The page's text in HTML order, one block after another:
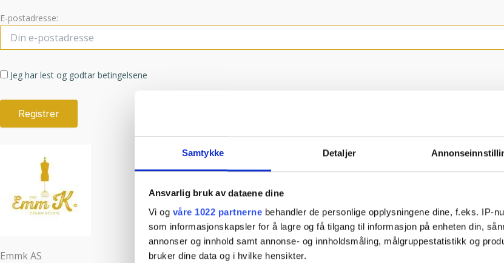
Samtykke Detaljer
Ansvarlig bruk av dataene dine
Vi og våre 1022 partnerne behandler de personlige opplysningene dine, f.eks. IP-
som informasjonskapsler for å lagre og få tilgang til informasjon på enheten din,
annonser og innhold samt annonse- og innholdsmåling, målgruppestatistikk og
bruker dine data og i hvilke hensikter.
E-postadresse:
Jeg har lest og godtar betingelsene
Emmk AS